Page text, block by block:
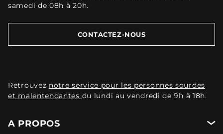
samedi de 08h à 20h.
CONTACTEZ-NOUS
Retrouvez notre service pour les personnes sourdes
et malentendantes du lundi au vendredi de 9h à 18h.
A PROPOS